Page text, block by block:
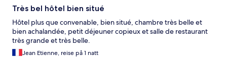
Très bel hôtel bien situé
Hôtel plus que convenable, bien situé, chambre très belle et
bien achalandée, petit déjeuner copieux et salle de restaurant
très grande et très belle.
Jean Etienne, reise på 1 natt